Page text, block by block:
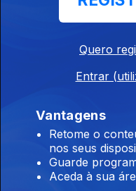
Quero
Entrar
Vantagens
Retome o
nos seus
Guarde
Aceda à sua